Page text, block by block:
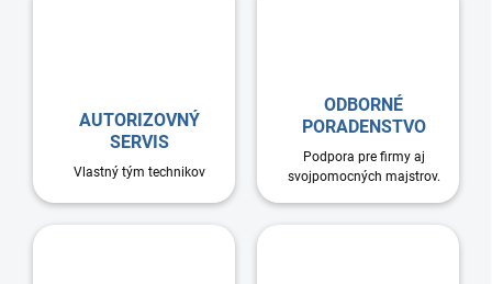
AUTORIZOVNÝ
SERVIS
Vlastný tým technikov
ODBORNÉ
PORADENSTVO
Podpora pre firmy aj
svojpomocných majstrov.